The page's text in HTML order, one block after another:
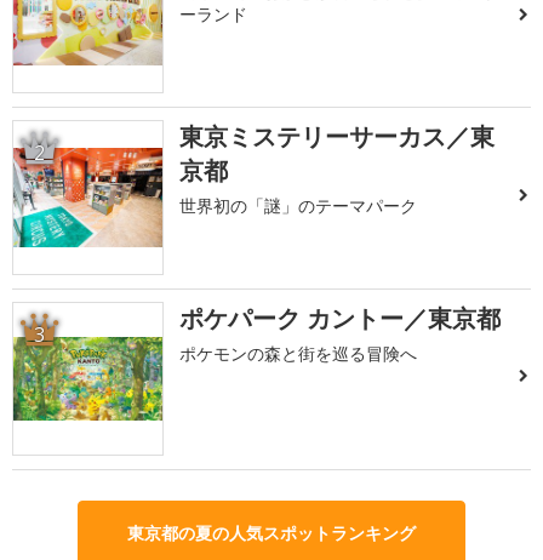
ーランド
2
東京ミステリーサーカス／東
京都
世界初の「謎」のテーマパーク
3 ポケパーク カントー／東京都
ポケモンの森と街を巡る冒険へ
東京都の夏の人気スポットランキング